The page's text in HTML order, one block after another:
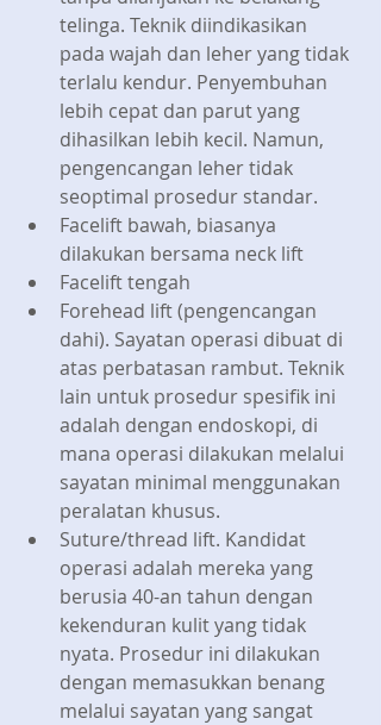
telinga. Teknik diindikasikan
pada wajah dan leher yang tidak
terlalu kendur. Penyembuhan
lebih cepat dan parut yang
dihasilkan lebih kecil. Namun,
pengencangan leher tidak
seoptimal prosedur standar.
Facelift bawah, biasanya
dilakukan bersama neck lift
Facelift tengah
Forehead lift (pengencangan
dahi). Sayatan operasi dibuat di
atas perbatasan rambut. Teknik
lain untuk prosedur spesifik ini
adalah dengan endoskopi, di
mana operasi dilakukan melalui
sayatan minimal menggunakan
peralatan khusus.
Suture/thread lift. Kandidat
operasi adalah mereka yang
berusia 40-an tahun dengan
kekenduran kulit yang tidak
nyata. Prosedur ini dilakukan
dengan memasukkan benang
melalui sayatan yang sangat